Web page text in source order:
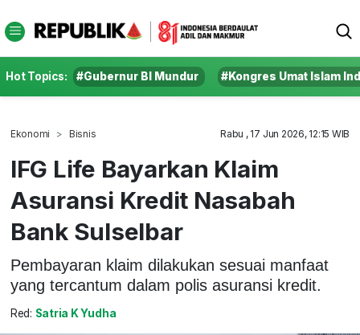
Hot Topics: #Gubernur BI Mundur #Kongres Umat Islam
Ekonomi Bisnis Rabu , 17 Jun 2026, 12:15 WIB
IFG Life Bayarkan Klaim
Asuransi Kredit Nasabah
Bank Sulselbar
Pembayaran klaim dilakukan sesuai manfaat
yang tercantum dalam polis asuransi kredit.
Red: Satria K Yudha